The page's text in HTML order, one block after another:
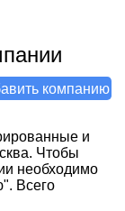
компанию
и
Чтобы
необходимо
Всего